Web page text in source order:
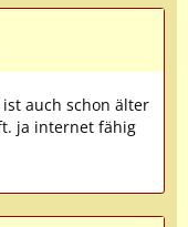
auch schon älter
ja internet fähig